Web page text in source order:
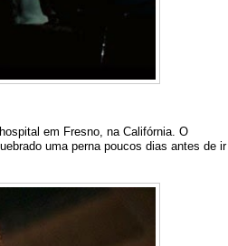
em Fresno, na Califórnia. O
uma perna poucos dias antes de ir